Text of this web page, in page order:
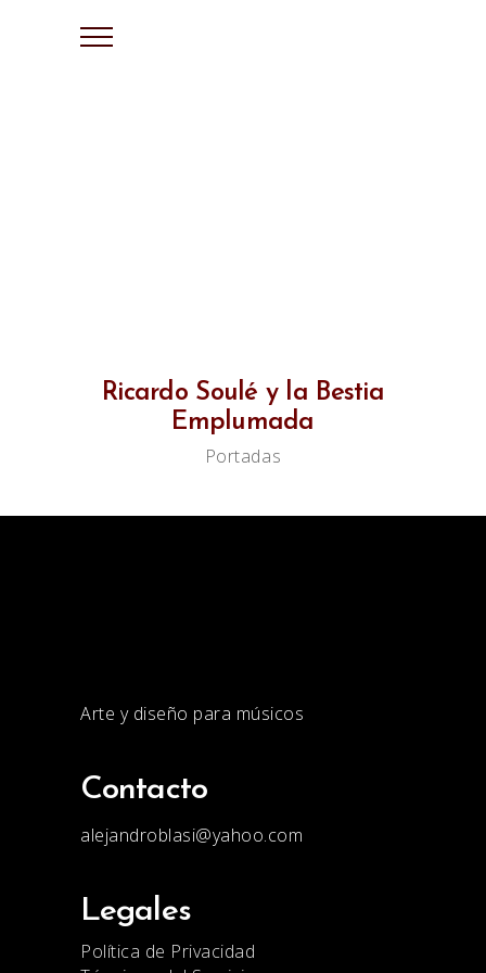
Ricardo Soulé y la Bestia
Emplumada
Portadas
Arte y diseño para músicos
Contacto
alejandroblasi@yahoo.com
Legales
Política de Privacidad